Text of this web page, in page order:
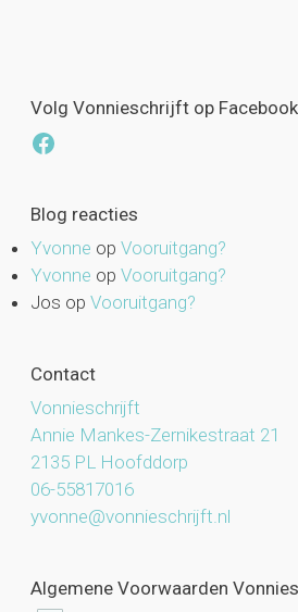
Volg Vonnieschrijft op Facebook
Facebook
Blog reacties
Yvonne op Vooruitgang?
Yvonne op Vooruitgang?
Jos op Vooruitgang?
Contact
Vonnieschrijft
Annie Mankes-Zernikestraat 21
2135 PL Hoofddorp
06-55817016
yvonne@vonnieschrijft.nl
Algemene Voorwaarden